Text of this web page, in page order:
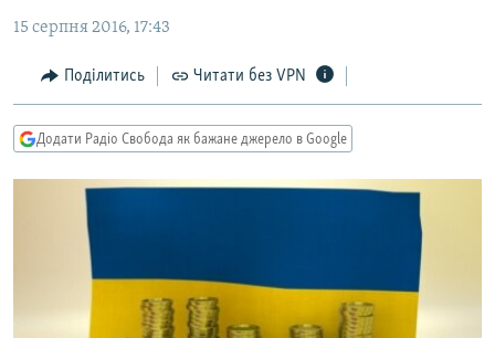
основної
навігації
Перейти
до
пошуку
ЕКОНОМІКА
СУСПІЛЬСТВО
УКРАЇНА
РОСІЙСЬКА «ФІЛЬТРАЦІЯ»
ДОНБАС.РЕАЛІЇ
ТИ ЯК?
КИТАЙ.ВИКЛИКИ
МУЛЬТИМЕДІА
15 серпня 2016, 17:43
Поділитись Читати без VPN
Додати Радіо Свобода як бажане джерело в Google